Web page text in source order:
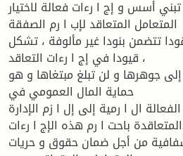
أسس و إج ا رءات فعالة لاختیار
المتعامل المتعاقد لإب ا رم الصفقة
تتضمن بنودا غیر مألوفة ، تشكل
قیودا في إج ا رءات التعاقد ،
جوهرها و لن تبلغ مبتغاها و هو
حمایة المال العمومي في
ال ا رمیة إلى إل ا زم الإدارة
المتعاقدة باحت ا رم هذه الإج ا رءات.
من أجل ضمان حقوق و حریات